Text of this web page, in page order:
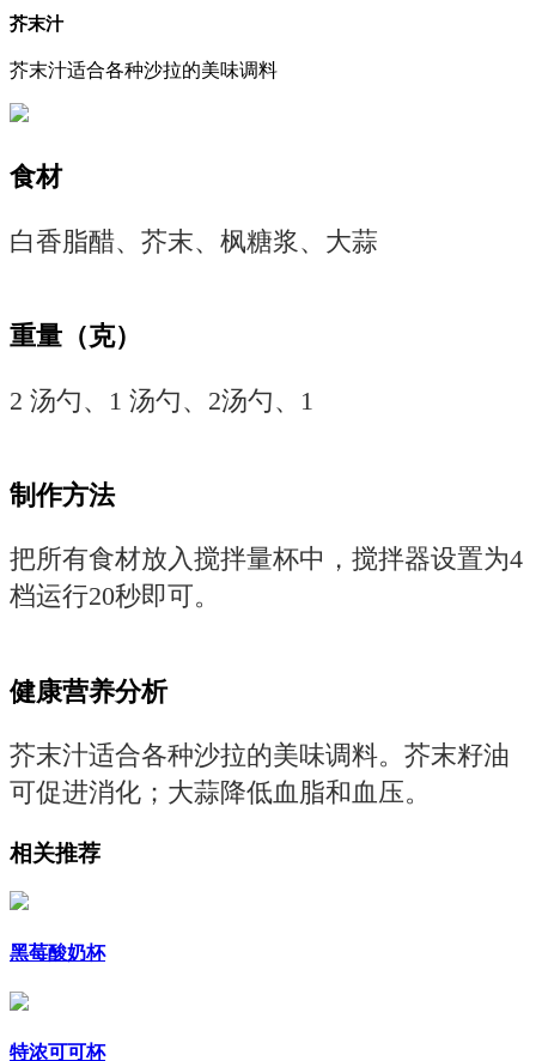
芥末汁
芥末汁适合各种沙拉的美味调料
食材
白香脂醋、芥末、枫糖浆、大蒜
重量（克）
2 汤勺、1 汤勺、2汤勺、1
制作方法
把所有食材放入搅拌量杯中，搅拌器设置为4
档运行20秒即可。
健康营养分析
芥末汁适合各种沙拉的美味调料。芥末籽油
可促进消化；大蒜降低血脂和血压。
相关推荐
黑莓酸奶杯
特浓可可杯